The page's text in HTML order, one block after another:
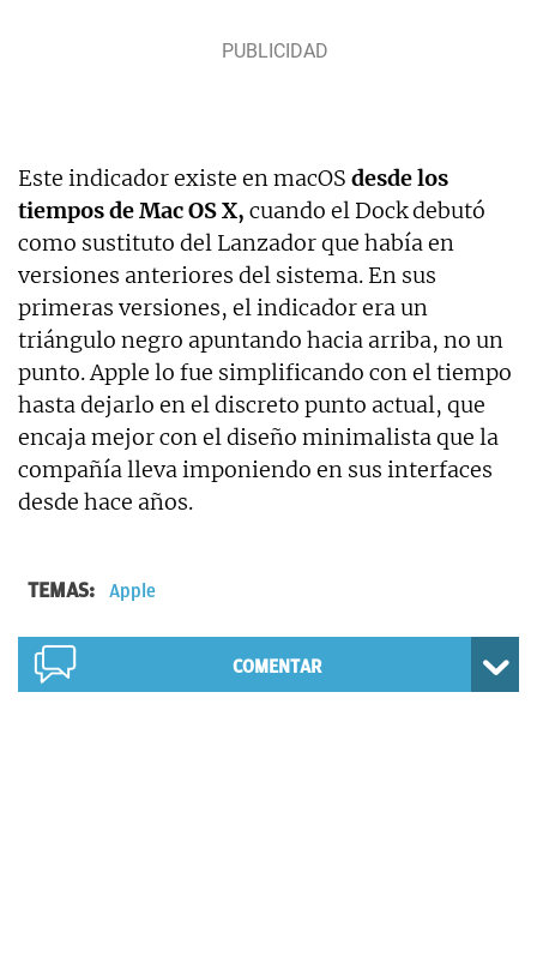
Este indicador existe en macOS desde los
tiempos de Mac OS X, cuando el Dock debutó
como sustituto del Lanzador que había en
versiones anteriores del sistema. En sus
primeras versiones, el indicador era un
triángulo negro apuntando hacia arriba, no un
punto. Apple lo fue simplificando con el tiempo
hasta dejarlo en el discreto punto actual, que
encaja mejor con el diseño minimalista que la
compañía lleva imponiendo en sus interfaces
desde hace años.
TEMAS: Apple
COMENTAR